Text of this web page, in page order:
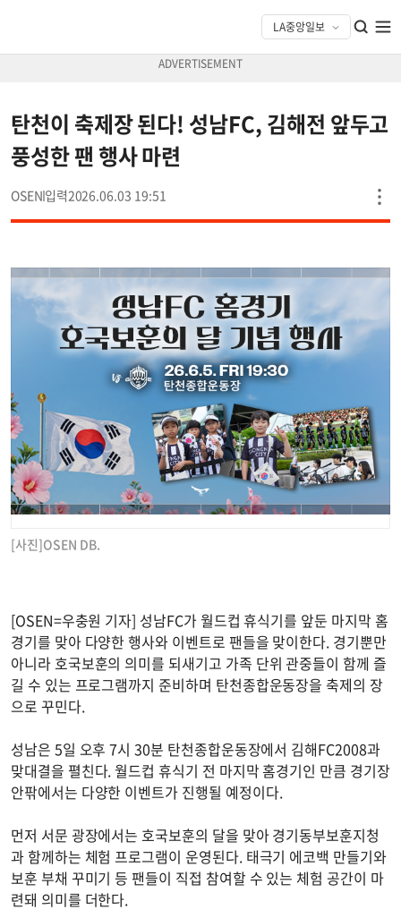
탄천이 축제장 된다! 성남FC, 김해전 앞두고
풍성한 팬 행사 마련
OSEN 2026.06.03 19:51
[사진]OSEN DB.
[OSEN=우충원 기자] 성남FC가 월드컵 휴식기를 앞둔 마지막 홈
경기를 맞아 다양한 행사와 이벤트로 팬들을 맞이한다. 경기뿐만
아니라 호국보훈의 의미를 되새기고 가족 단위 관중들이 함께 즐
길 수 있는 프로그램까지 준비하며 탄천종합운동장을 축제의 장
으로 꾸민다.
성남은 5일 오후 7시 30분 탄천종합운동장에서 김해FC2008과
맞대결을 펼친다. 월드컵 휴식기 전 마지막 홈경기인 만큼 경기장
안팎에서는 다양한 이벤트가 진행될 예정이다.
먼저 서문 광장에서는 호국보훈의 달을 맞아 경기동부보훈지청
과 함께하는 체험 프로그램이 운영된다. 태극기 에코백 만들기와
보훈 부채 꾸미기 등 팬들이 직접 참여할 수 있는 체험 공간이 마
련돼 의미를 더한다.